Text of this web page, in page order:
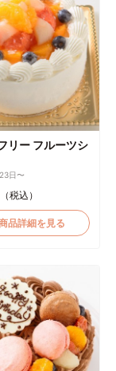
リー フルーツシ
日〜
（税込）
詳細を見る